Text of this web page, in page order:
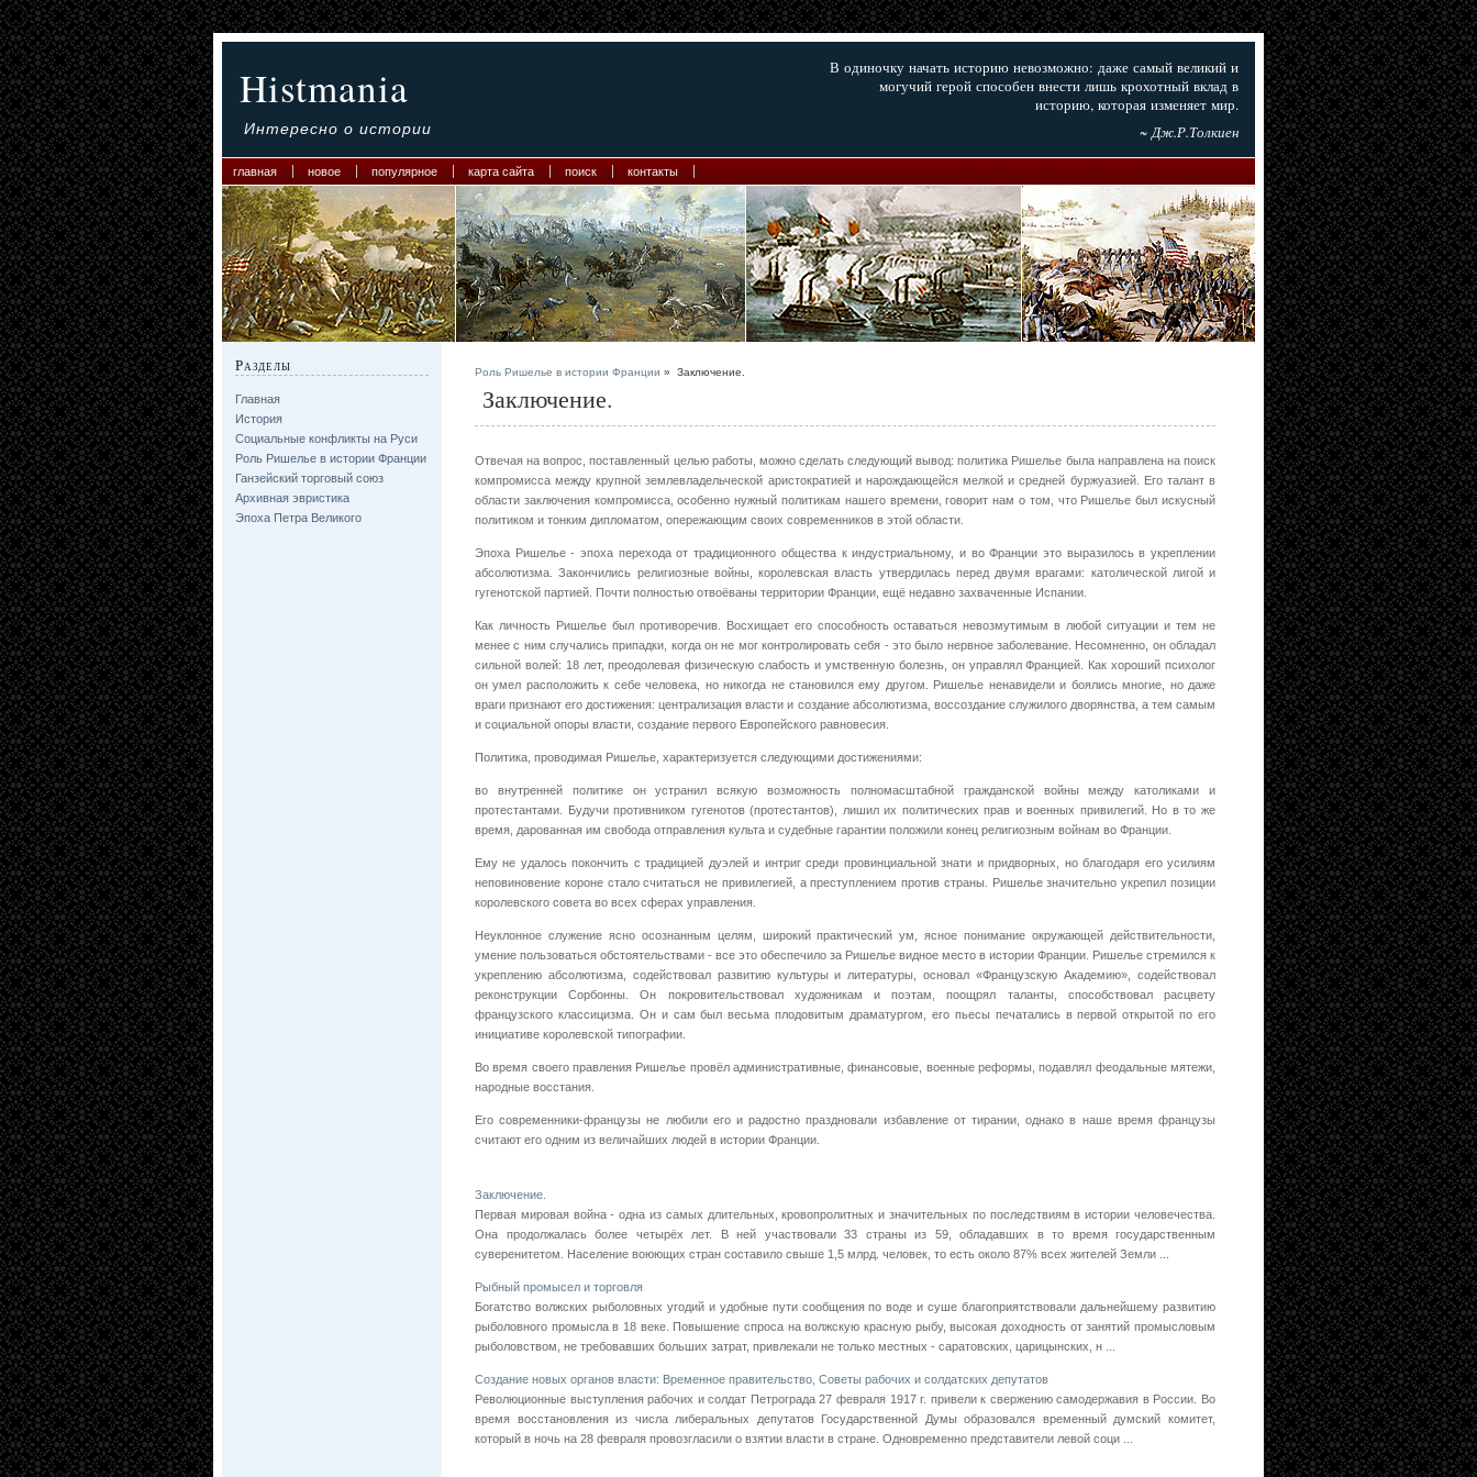
Histmania
Интересно о истории
В одиночку начать историю невозможно: даже самый великий и
могучий герой способен внести лишь крохотный вклад в
историю, которая изменяет мир.
~ Дж.Р.Толкиен
главная новое популярное карта сайта поиск контакты
Разделы
Главная
История
Социальные конфликты на Руси
Роль Ришелье в истории Франции
Ганзейский торговый союз
Архивная эвристика
Эпоха Петра Великого
Роль Ришелье в истории Франции » Заключение.
Заключение.
Отвечая на вопрос, поставленный целью работы, можно сделать следующий вывод: политика Ришелье была направлена на поиск
компромисса между крупной землевладельческой аристократией и нарождающейся мелкой и средней буржуазией. Его талант в
области заключения компромисса, особенно нужный политикам нашего времени, говорит нам о том, что Ришелье был искусный
политиком и тонким дипломатом, опережающим своих современников в этой области.
Эпоха Ришелье - эпоха перехода от традиционного общества к индустриальному, и во Франции это выразилось в укреплении
абсолютизма. Закончились религиозные войны, королевская власть утвердилась перед двумя врагами: католической лигой и
гугенотской партией. Почти полностью отвоёваны территории Франции, ещё недавно захваченные Испании.
Как личность Ришелье был противоречив. Восхищает его способность оставаться невозмутимым в любой ситуации и тем не
менее с ним случались припадки, когда он не мог контролировать себя - это было нервное заболевание. Несомненно, он обладал
сильной волей: 18 лет, преодолевая физическую слабость и умственную болезнь, он управлял Францией. Как хороший психолог
он умел расположить к себе человека, но никогда не становился ему другом. Ришелье ненавидели и боялись многие, но даже
враги признают его достижения: централизация власти и создание абсолютизма, воссоздание служилого дворянства, а тем самым
и социальной опоры власти, создание первого Европейского равновесия.
Политика, проводимая Ришелье, характеризуется следующими достижениями:
во внутренней политике он устранил всякую возможность полномасштабной гражданской войны между католиками и
протестантами. Будучи противником гугенотов (протестантов), лишил их политических прав и военных привилегий. Но в то же
время, дарованная им свобода отправления культа и судебные гарантии положили конец религиозным войнам во Франции.
Ему не удалось покончить с традицией дуэлей и интриг среди провинциальной знати и придворных, но благодаря его усилиям
неповиновение короне стало считаться не привилегией, а преступлением против страны. Ришелье значительно укрепил позиции
королевского совета во всех сферах управления.
Неуклонное служение ясно осознанным целям, широкий практический ум, ясное понимание окружающей действительности,
умение пользоваться обстоятельствами - все это обеспечило за Ришелье видное место в истории Франции. Ришелье стремился к
укреплению абсолютизма, содействовал развитию культуры и литературы, основал «Французскую Академию», содействовал
реконструкции Сорбонны. Он покровительствовал художникам и поэтам, поощрял таланты, способствовал расцвету
французского классицизма. Он и сам был весьма плодовитым драматургом, его пьесы печатались в первой открытой по его
инициативе королевской типографии.
Во время своего правления Ришелье провёл административные, финансовые, военные реформы, подавлял феодальные мятежи,
народные восстания.
Его современники-французы не любили его и радостно праздновали избавление от тирании, однако в наше время французы
считают его одним из величайших людей в истории Франции.
Заключение.
Первая мировая война - одна из самых длительных, кровопролитных и значительных по последствиям в истории человечества.
Она продолжалась более четырёх лет. В ней участвовали 33 страны из 59, обладавших в то время государственным
суверенитетом. Население воюющих стран составило свыше 1,5 млрд. человек, то есть около 87% всех жителей Земли ...
Рыбный промысел и торговля
Богатство волжских рыболовных угодий и удобные пути сообщения по воде и суше благоприятствовали дальнейшему развитию
рыболовного промысла в 18 веке. Повышение спроса на волжскую красную рыбу, высокая доходность от занятий промысловым
рыболовством, не требовавших больших затрат, привлекали не только местных - саратовских, царицынских, н ...
Создание новых органов власти: Временное правительство, Советы рабочих и солдатских депутатов
Революционные выступления рабочих и солдат Петрограда 27 февраля 1917 г. привели к свержению самодержавия в России. Во
время восстановления из числа либеральных депутатов Государственной Думы образовался временный думский комитет,
который в ночь на 28 февраля провозгласили о взятии власти в стране. Одновременно представители левой соци ...